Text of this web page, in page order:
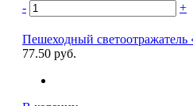
-
+
Пешеходный светоотражатель
77.50 руб.